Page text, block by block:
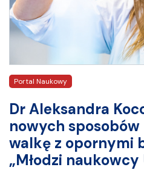
Portal Naukowy
Dr Aleksandra
nowych
walkę z opornymi
„Młodzi naukowcy